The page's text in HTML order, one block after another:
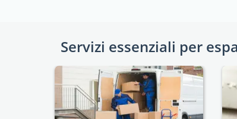
Servizi essenziali per